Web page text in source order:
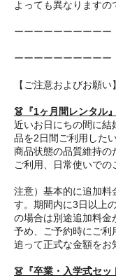
よっても異なります
ーーーーーーーーーー
ーーーーーーーーーー
【ご注意およびお願い】
👗『1ヶ月間レンタル
近いお日にちの間に結
品を2日間ご利用した
商品状態の品質維持の
ご利用、日常使いでの
注意）基本的に追加料
す。期間内に3日以上
の場合は別途追加料金
予め、ご予約時にご利
追って正式な金額をお
👗『卒業・入学式セッ